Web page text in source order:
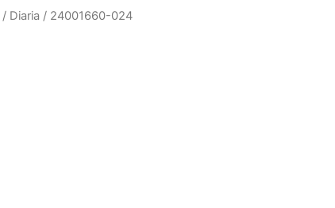
/ Diaria / 24001660-024